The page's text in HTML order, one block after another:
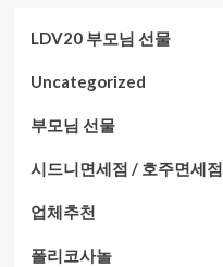
LDV20 부모님 선물
Uncategorized
부모님 선물
시드니면세점 / 호주면세점
업체추천
폴리코사놀